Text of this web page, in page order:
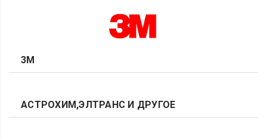
3М
АСТРОХИМ,ЭЛТРАНС И ДРУГОЕ